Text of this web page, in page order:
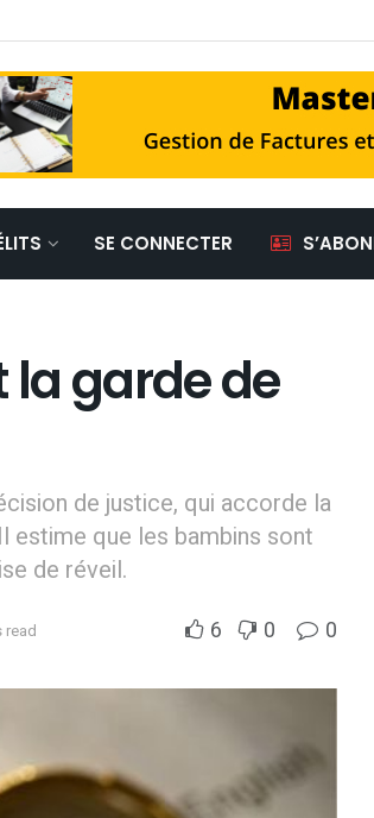
SE CONNECTER
la garde de
de justice, qui accorde la
estime que les bambins sont
de réveil.
read 6 0 0